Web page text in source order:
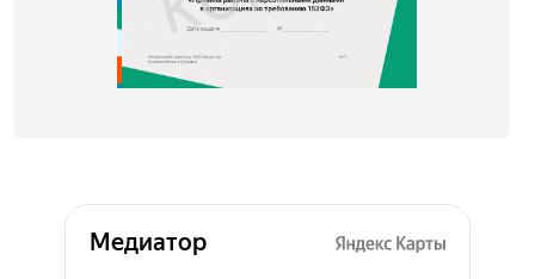
Медиатор на карте Химок — Яндекс Карты